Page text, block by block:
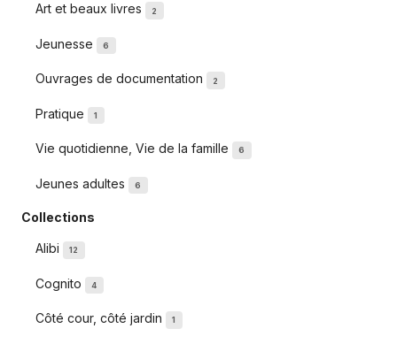
Art et beaux livres 2
Jeunesse 6
Ouvrages de documentation 2
Pratique 1
Vie quotidienne, Vie de la famille 6
Jeunes adultes 6
Collections
Alibi 12
Cognito 4
Côté cour, côté jardin 1